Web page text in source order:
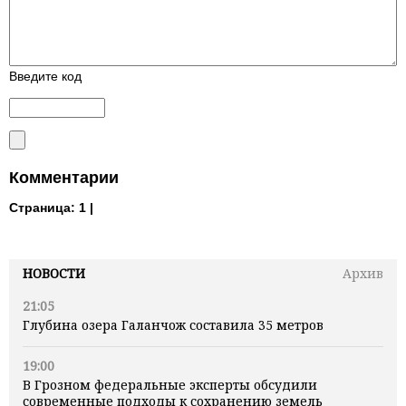
НОВОСТИ
Архив
21:05
Глубина озера Галанчож составила 35 метров
19:00
В Грозном федеральные эксперты обсудили
современные подходы к сохранению земель
Введите код
Комментарии
Страница: 1 |